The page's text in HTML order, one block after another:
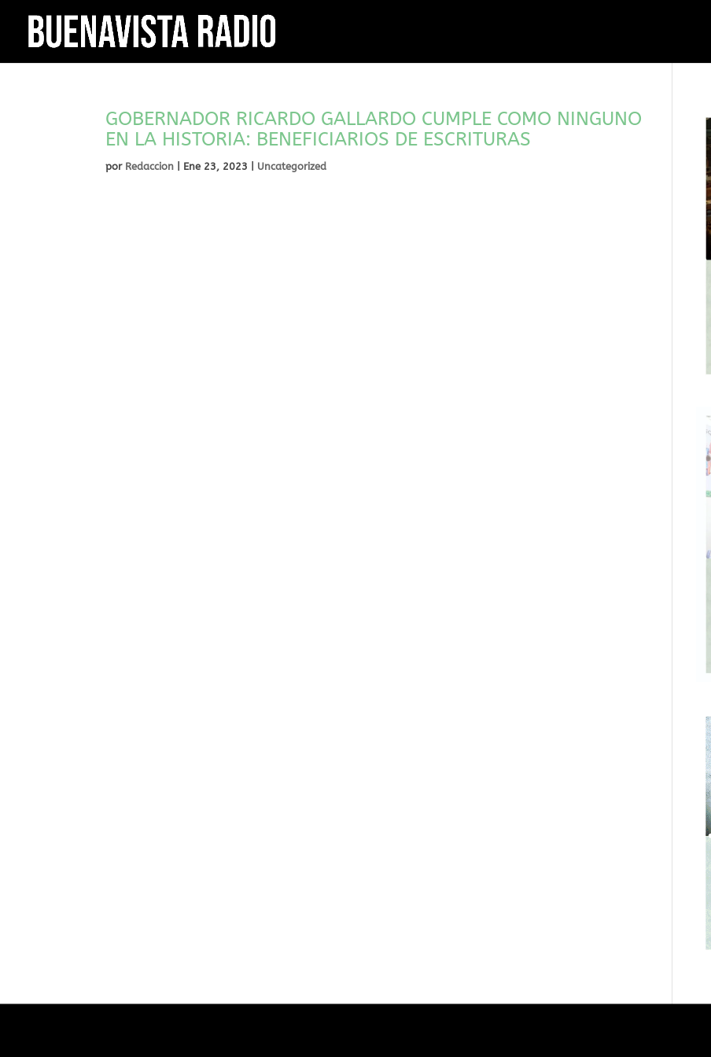
GOBERNADOR RICARDO GALLARDO CUMPLE COMO NINGUNO
EN LA HISTORIA: BENEFICIARIOS DE ESCRITURAS
por Redaccion Ene 23, 2023 Uncategorized